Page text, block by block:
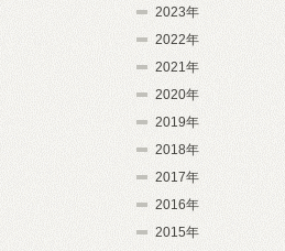
2023年
2022年
2021年
2020年
2019年
2018年
2017年
2016年
2015年